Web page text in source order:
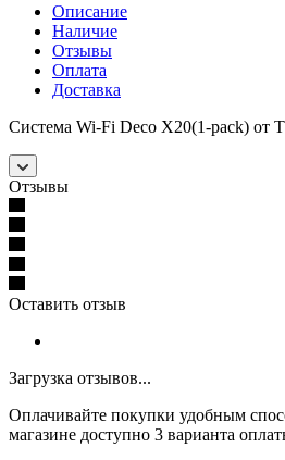
Описание
Наличие
Отзывы
Оплата
Доставка
Система Wi-Fi Deco X20(1-pack) от
Отзывы
Оставить отзыв
Загрузка отзывов...
Оплачивайте покупки удобным
магазине доступно 3 варианта